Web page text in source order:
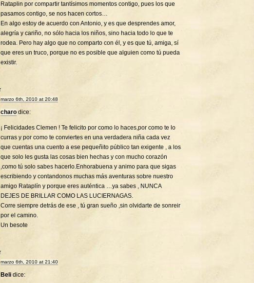
Rataplin por compartir tantísimos momentos contigo, pues los que
pasamos contigo, se nos hacen cortos…
En algo estoy de acuerdo con Antonio, y es que desprendes amor,
alegría y cariño, no sólo hacia los niños, sino hacia todo lo que te
rodea. Pero hay algo que no comparto con él, y es que tú, amiga, sí
que eres un truco, porque no es posible que alguien como tú pueda
existir.
marzo 6th, 2010 at 20:48
charo dice:
¡ Felicidades Clemen ! Te felicito por como lo haces,por como te lo
curras y por como te conviertes en una verdadera niña cada vez
que cuentas una cuento a ese pequeñito público tan exigente , a los
que solo les gusta las cosas bien hechas y con mucho corazón
,como tú solo sabes hacerlo.Enhorabuena y animo para que sigas
escribiendo y contandonos muchas más aventuras sobre nuestro
amigo Rataplín y porque eres auténtica …ya sabes , NUNCA
DEJES DE BRILLAR COMO LAS LUCIERNAGAS.
Corre siempre detrás de ese , tú gran sueño ,sin olvidarte de sonreir
por el camino.
Un besote
marzo 6th, 2010 at 21:40
Beli dice: